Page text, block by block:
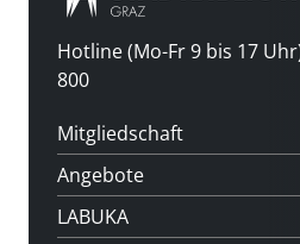
Hotline (Mo-Fr 9 bis 17
800
Mitgliedschaft
Angebote
LABUKA